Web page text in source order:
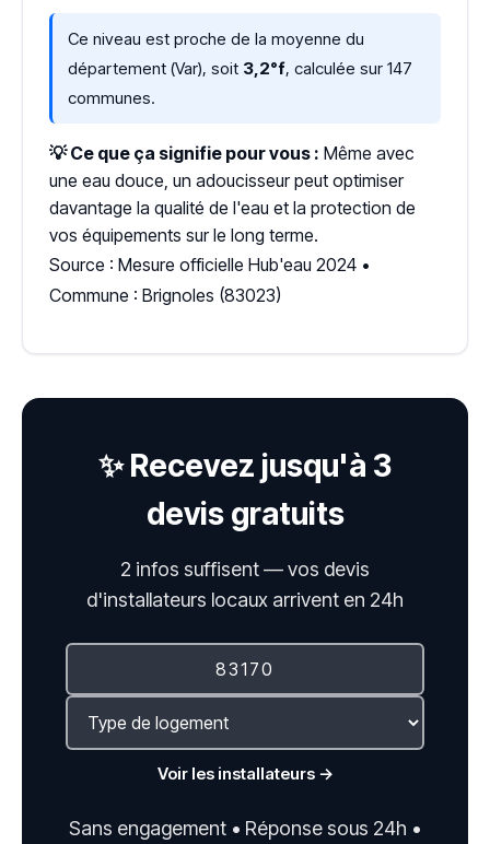
Ce niveau est proche de la moyenne du
département (Var), soit 3,2°f, calculée sur 147
communes.
💡 Ce que ça signifie pour vous : Même avec
une eau douce, un adoucisseur peut optimiser
davantage la qualité de l'eau et la protection de
vos équipements sur le long terme.
Source : Mesure officielle Hub'eau 2024 •
Commune : Brignoles (83023)
✨ Recevez jusqu'à 3
devis gratuits
2 infos suffisent — vos devis
d'installateurs locaux arrivent en 24h
Voir les installateurs →
Sans engagement • Réponse sous 24h •